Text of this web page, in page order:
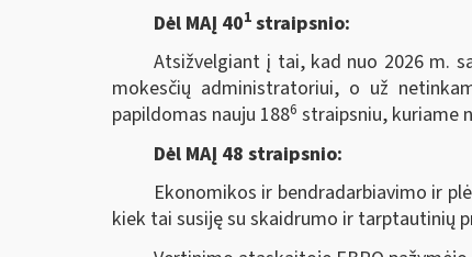
Dėl MAĮ 401straipsnio:
Atsižvelgiant į tai, kad nuo 2026 m.
mokesčių administratoriui, o už
papildomas nauju 1886 straipsniu, kuriame
Dėl MAĮ 48 straipsnio:
Ekonomikos ir bendradarbiavimo ir
kiek tai susiję su skaidrumo ir tarptautinių